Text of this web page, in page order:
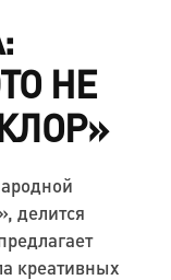
НЕ
делится
креативных